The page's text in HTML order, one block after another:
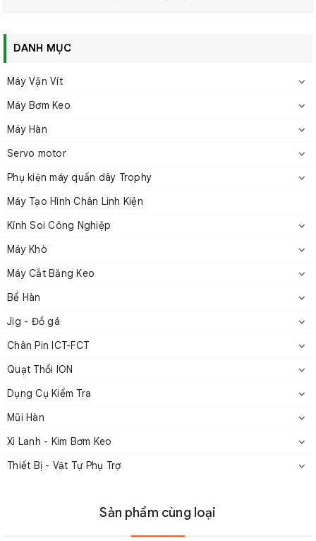
thọ sử dụng lâu dài.
Quạt thổi ion BAKON BK-5600
2. Thông số kỹ thuật của Quạt thổi
ion 1 cửa BAKON BK-5600
DANH MỤC
Máy Vặn Vít
Máy Bơm Keo
Máy Hàn
Servo motor
Phụ kiện máy quấn dây Trophy
Máy Tạo Hình Chân Linh Kiện
Kính Soi Công Nghiệp
Máy Khò
Máy Cắt Băng Keo
Bể Hàn
Jig - Đồ gá
Chân Pin ICT-FCT
Quạt Thổi ION
Dụng Cụ Kiểm Tra
Mũi Hàn
Xi Lanh - Kim Bơm Keo
Thiết Bị - Vật Tự Phụ Trợ
Sản phẩm cùng loại